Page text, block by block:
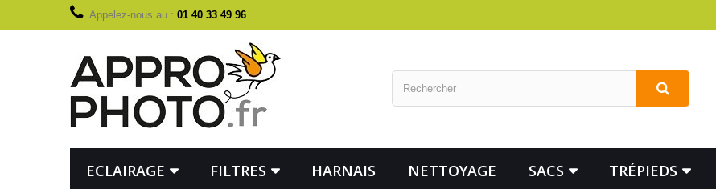
Appelez-nous au : 01 40 33 49 96
ECLAIRAGE FILTRES HARNAIS NETTOYAGE SACS TRÉPIEDS